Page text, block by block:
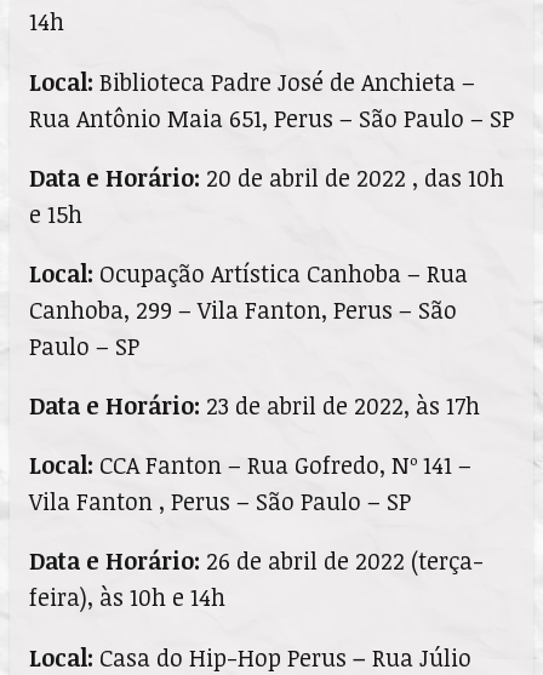
14h
Local: Biblioteca Padre José de Anchieta –
Rua Antônio Maia 651, Perus – São Paulo – SP
Data e Horário: 20 de abril de 2022 , das 10h
e 15h
Local: Ocupação Artística Canhoba – Rua
Canhoba, 299 – Vila Fanton, Perus – São
Paulo – SP
Data e Horário: 23 de abril de 2022, às 17h
Local: CCA Fanton – Rua Gofredo, Nº 141 –
Vila Fanton , Perus – São Paulo – SP
Data e Horário: 26 de abril de 2022 (terça-
feira), às 10h e 14h
Local: Casa do Hip-Hop Perus – Rua Júlio